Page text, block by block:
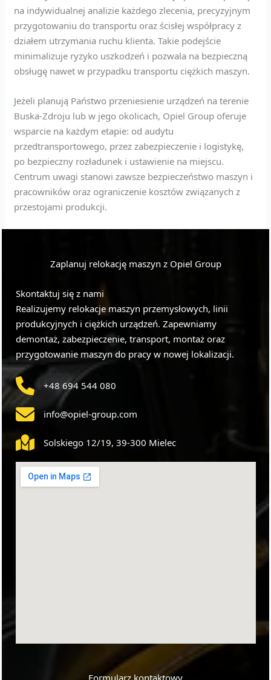
na indywidualnej analizie każdego zlecenia, precyzyjnym
przygotowaniu do transportu oraz ścisłej współpracy z
działem utrzymania ruchu klienta. Takie podejście
minimalizuje ryzyko uszkodzeń i pozwala na bezpieczną
obsługę nawet w przypadku transportu ciężkich maszyn.
Jeżeli planują Państwo przeniesienie urządzeń na terenie
Buska-Zdroju lub w jego okolicach, Opiel Group oferuje
wsparcie na każdym etapie: od audytu
przedtransportowego, przez zabezpieczenie i logistykę,
po bezpieczny rozładunek i ustawienie na miejscu.
Centrum uwagi stanowi zawsze bezpieczeństwo maszyn i
pracowników oraz ograniczenie kosztów związanych z
przestojami produkcji.
Zaplanuj relokację maszyn z Opiel Group
Skontaktuj się z nami
Realizujemy relokacje maszyn przemysłowych, linii
produkcyjnych i ciężkich urządzeń. Zapewniamy
demontaż, zabezpieczenie, transport, montaż oraz
przygotowanie maszyn do pracy w nowej lokalizacji.
+48 694 544 080
info@opiel-group.com
Solskiego 12/19, 39-300 Mielec
Formularz kontaktowy